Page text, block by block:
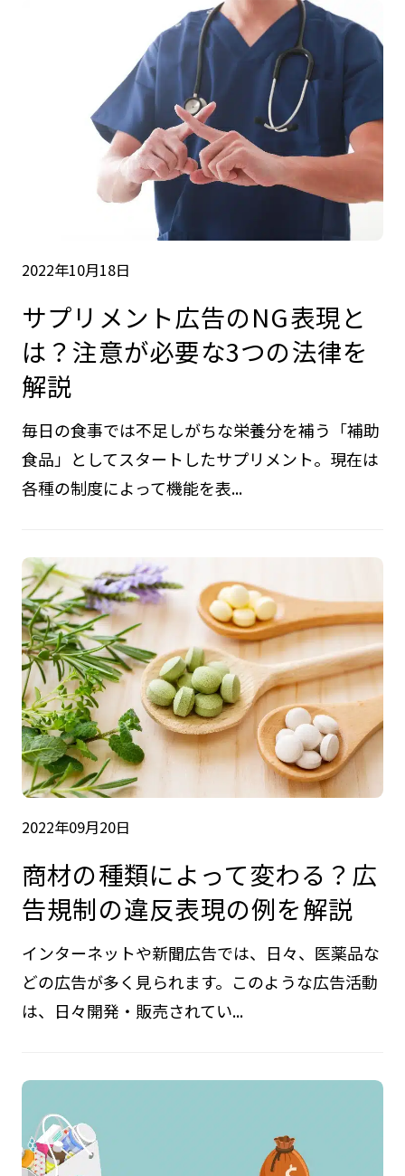
2022年10月18日
サプリメント広告のNG表現と
は？注意が必要な3つの法律を
解説
毎日の食事では不足しがちな栄養分を補う「補助
食品」としてスタートしたサプリメント。現在は
各種の制度によって機能を表...
2022年09月20日
商材の種類によって変わる？広
告規制の違反表現の例を解説
インターネットや新聞広告では、日々、医薬品な
どの広告が多く見られます。このような広告活動
は、日々開発・販売されてい...